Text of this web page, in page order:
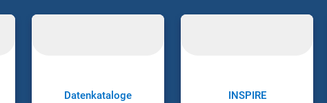
Datenkataloge INSPIRE